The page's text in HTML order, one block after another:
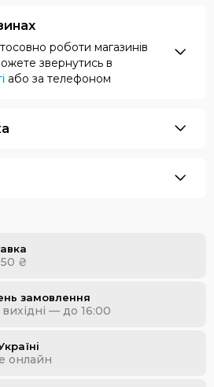
роботи магазинів
звернутись в
або за телефоном
₴
замовлення
— до 16:00
онлайн